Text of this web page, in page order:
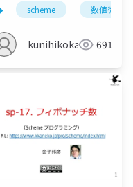
scheme 数値微分
kunihikokaneko691